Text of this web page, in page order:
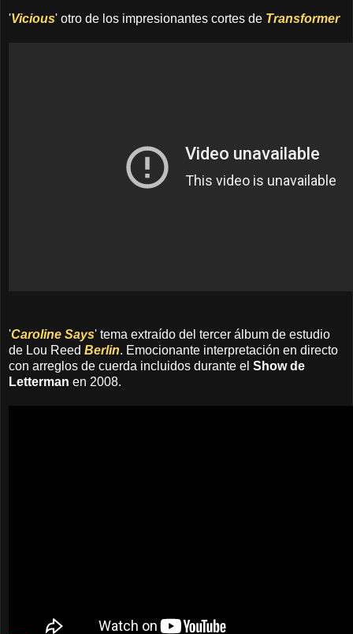
'Vicious' otro de los impresionantes cortes de Transformer
'Caroline Says' tema extraído del tercer álbum de estudio
de Lou Reed Berlin. Emocionante interpretación en directo
con arreglos de cuerda incluidos durante el Show de
Letterman en 2008.